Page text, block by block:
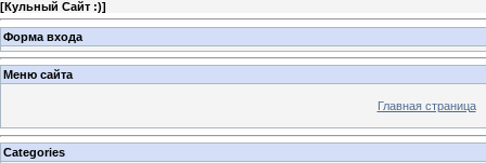
[Кульный Сайт :)]
Форма входа
Меню сайта
Главная страница
Categories